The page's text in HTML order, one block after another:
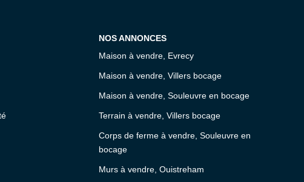
NOS ANNONCES
Maison à vendre, Evrecy
Maison à vendre, Villers bocage
Maison à vendre, Souleuvre en bocage
Terrain à vendre, Villers bocage
Corps de ferme à vendre, Souleuvre en
bocage
Murs à vendre, Ouistreham